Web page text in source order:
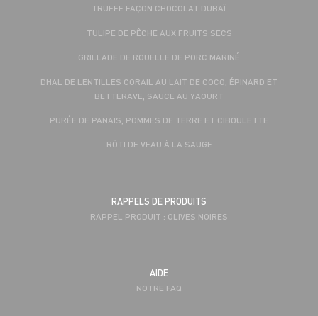
TRUFFE FAÇON CHOCOLAT DUBAÏ
TULIPE DE PÊCHE AUX FRUITS SECS
GRILLADE DE ROUELLE DE PORC MARINÉ
DHAL DE LENTILLES CORAIL AU LAIT DE COCO, ÉPINARD ET
BETTERAVE, SAUCE AU YAOURT
PURÉE DE PANAIS, POMMES DE TERRE ET CIBOULETTE
RÔTI DE VEAU À LA SAUGE
RAPPELS DE PRODUITS
RAPPEL PRODUIT : OLIVES NOIRES
AIDE
NOTRE FAQ